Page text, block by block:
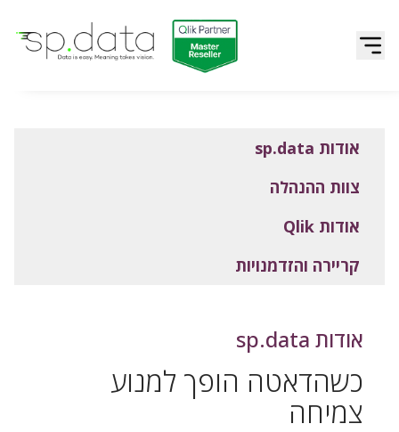
אודות sp.data
צוות ההנהלה
אודות Qlik
קריירה והזדמנויות
אודות sp.data
כשהדאטה הופך למנוע
צמיחה